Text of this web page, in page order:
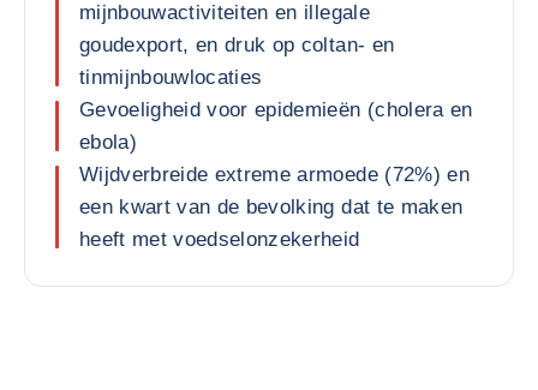
mijnbouwactiviteiten en illegale
goudexport, en druk op coltan- en
tinmijnbouwlocaties
Gevoeligheid voor epidemieën (cholera en
ebola)
Wijdverbreide extreme armoede (72%) en
een kwart van de bevolking dat te maken
heeft met voedselonzekerheid